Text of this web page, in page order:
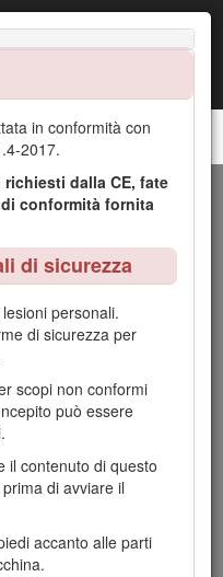
in conformità con
2017.
dalla CE, fate
conformità fornita
di sicurezza
personali.
di sicurezza per
scopi non conformi
può essere
il contenuto di questo
prima di avviare il
accanto alle parti
1260
per l'operatore
utilizzata da
per tagliare
erbosi delicati in parchi,
verdi commerciali ben
al fine di utilizzare
ed evitare infortuni e
utilizzo del prodotto,
informazioni, compresi
di formazione,
per trovare un